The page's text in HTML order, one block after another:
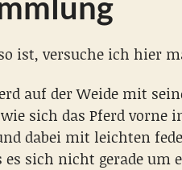
ist, versuche ich hier
auf der Weide mit
sich das Pferd vorne
dabei mit leichten
es sich nicht gerade um